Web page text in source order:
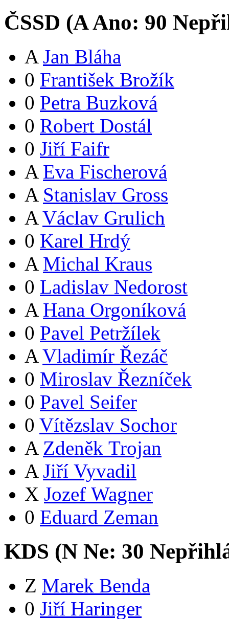
ČSSD (AAno: 90
A Jan Bláha
0 František Brožík
0 Petra Buzková
0 Robert Dostál
0 Jiří Faifr
A Eva Fischerová
A Stanislav Gross
A Václav Grulich
0 Karel Hrdý
A Michal Kraus
0 Ladislav Nedorost
A Hana Orgoníková
0 Pavel Petržílek
A Vladimír Řezáč
0 Miroslav Řezníček
0 Pavel Seifer
0 Vítězslav Sochor
A Zdeněk Trojan
A Jiří Vyvadil
X Jozef Wagner
0 Eduard Zeman
KDS (N Ne: 30
Z Marek Benda
0 Jiří Haringer